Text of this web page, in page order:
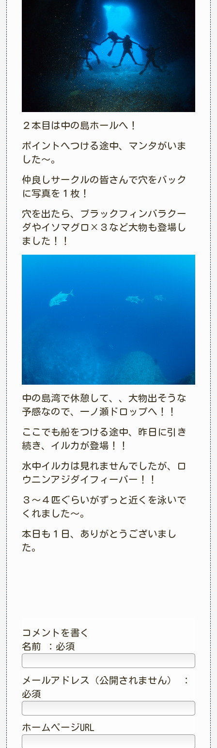
２本目は中の島ホールへ！
ポイントへつける途中、マンタがいま
した～。
仲良しサークルの皆さんで穴をバック
に写真を１枚！
穴を出たら、ブラックフィンバラクー
ダやイソマグロ×３など大物も登場し
ました！！
中の島湾で休憩して、、大物出そうな
予感なので、一ノ瀬ドロップへ！！
ここでも船をつける途中、昨日に引き
続き、イルカが登場！！
水中イルカは見れませんでしたが、ロ
ウニンアジダイフィーバー！！
３～４匹ぐらいがずっと近くを泳いで
くれました～。
本日も１日、ありがとうございまし
た。
コメントを書く
名前 ：必須
メールアドレス（公開されません） ：
必須
ホームページURL